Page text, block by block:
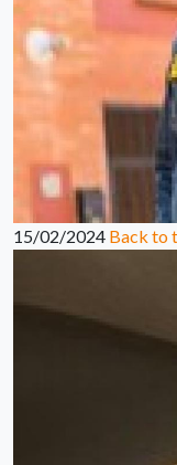
15/02/2024 Back to